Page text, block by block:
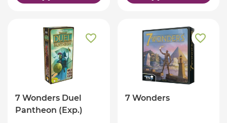
7 Wonders Duel
Pantheon (Exp.)
7 Wonders